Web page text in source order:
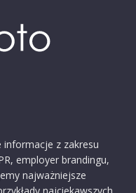
informacje z zakresu
employer brandingu,
najważniejsze